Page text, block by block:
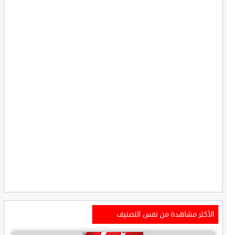
الأكثر مشاهدة من نفس التصنيف